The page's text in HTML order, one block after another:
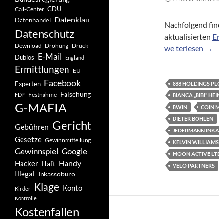
Nachfolgend
aktualisierten
Neue und/oder
weiterlesen →
888 HOLDINGS
BIANCA „BIBI“
BWIN
COIN
DIETER BOHLEN
JEDERMANN
KELVIN WILLIAMS
MOON ACTIVE
VELO PARTNERS
Call-Center CDU
Datenhandel Datenklau
Datenschutz
Download Drohung Druck
Dubios E-Mail England
Ermittlungen EU
Experten Facebook
FDP Festnahme Fälschung
G-MAFIA
Gebühren Gericht
Gesetze Gewinnmitteilung
Gewinnspiel Google
Hacker Haft Handy
Illegal Inkassobüro
Kinder Klage Konto
Kontrolle
Kostenfallen